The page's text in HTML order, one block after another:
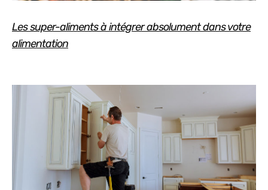
Les super-aliments à intégrer absolument dans votre
alimentation